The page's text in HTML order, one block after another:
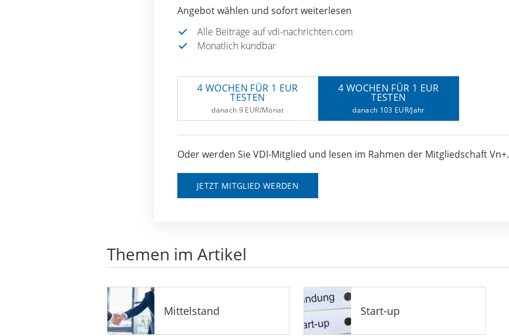
Angebot wählen und sofort weiterlesen
Alle Beiträge auf vdi-nachrichten.com
Monatlich kündbar
4 WOCHEN FÜR 1 EUR
TESTEN
danach 9 EUR/Monat
4 WOCHEN FÜR 1 EUR
TESTEN
danach 103 EUR/Jahr
Oder werden Sie VDI-Mitglied und lesen im Rahmen der Mitgliedschaft Vn+.
JETZT MITGLIED WERDEN
Themen im Artikel
Mittelstand Start-up